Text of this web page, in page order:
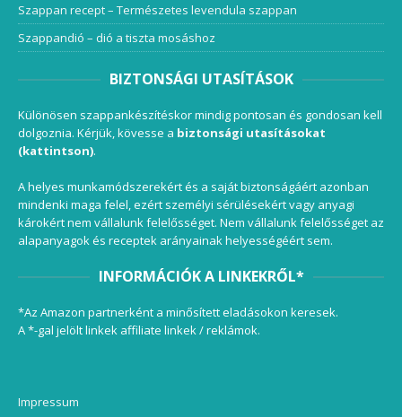
Szappan recept – Természetes levendula szappan
Szappandió – dió a tiszta mosáshoz
BIZTONSÁGI UTASÍTÁSOK
Különösen szappankészítéskor mindig pontosan és gondosan kell
dolgoznia. Kérjük, kövesse a biztonsági utasításokat
(kattintson).
A helyes munkamódszerekért és a saját biztonságáért azonban
mindenki maga felel, ezért személyi sérülésekért vagy anyagi
károkért nem vállalunk felelősséget. Nem vállalunk felelősséget az
alapanyagok és receptek arányainak helyességéért sem.
INFORMÁCIÓK A LINKEKRŐL*
*Az Amazon partnerként a minősített eladásokon keresek.
A *-gal jelölt linkek affiliate linkek / reklámok.
Impressum